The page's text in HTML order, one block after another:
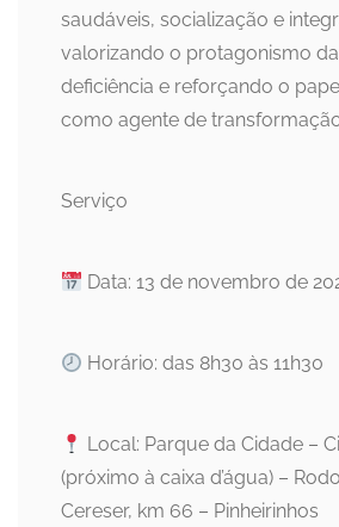
saudáveis, socialização e
valorizando o protagonismo
deficiência e reforçando o
como agente de
Serviço
Data: 13 de novembro de
Horário: das 8h30 às 11h30
Local: Parque da Cidade –
(próximo à caixa d’água) –
Cereser, km 66 – Pinheirinhos